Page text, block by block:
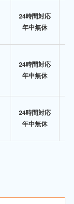
24時間対応
年中無休
24時間対応
年中無休
24時間対応
年中無休